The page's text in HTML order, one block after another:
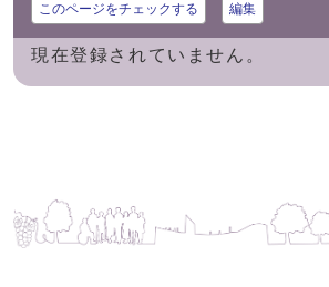
このページをチェックする 編集
現在登録されていません。